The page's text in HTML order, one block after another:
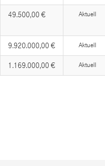
49.500,00 € Aktuell
9.920.000,00 € Aktuell
1.169.000,00 € Aktuell